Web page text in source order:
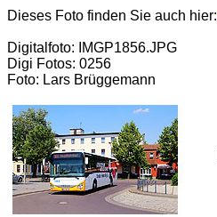
Dieses Foto finden Sie auch hier:
Digitalfoto: IMGP1856.JPG
Digi Fotos: 0256
Foto: Lars Brüggemann